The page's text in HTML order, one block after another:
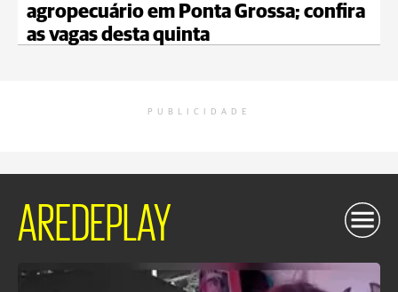
agropecuário em Ponta Grossa; confira
as vagas desta quinta
PUBLICIDADE
AREDEPLAY